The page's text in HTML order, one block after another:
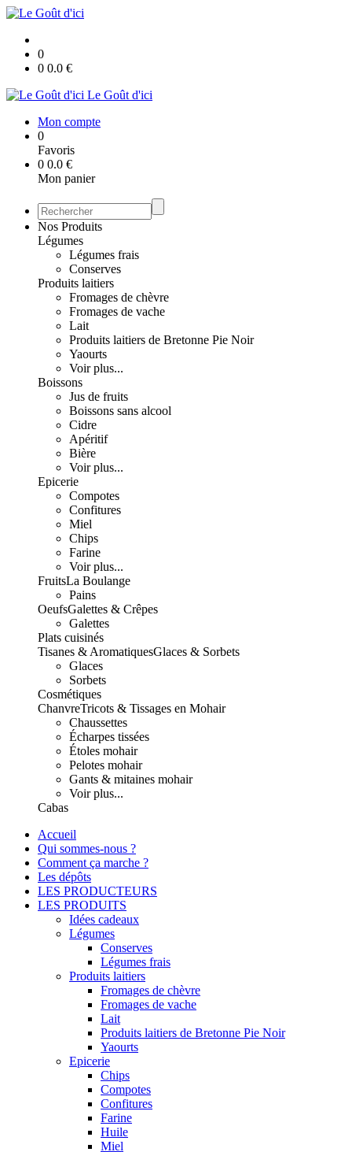
0
0 0.0 €
Le Goût d'ici
Mon compte
0
Favoris
0 0.0 €
Mon panier
Nos Produits
Légumes
Légumes frais
Conserves
Produits laitiers
Fromages de chèvre
Fromages de vache
Lait
Produits laitiers de Bretonne Pie Noir
Yaourts
Voir plus...
Boissons
Jus de fruits
Boissons sans alcool
Cidre
Apéritif
Bière
Voir plus...
Epicerie
Compotes
Confitures
Miel
Chips
Farine
Voir plus...
FruitsLa Boulange
Pains
OeufsGalettes & Crêpes
Galettes
Plats cuisinés
Tisanes & AromatiquesGlaces & Sorbets
Glaces
Sorbets
Cosmétiques
ChanvreTricots & Tissages en Mohair
Chaussettes
Écharpes tissées
Étoles mohair
Pelotes mohair
Gants & mitaines mohair
Voir plus...
Cabas
Accueil
Qui sommes-nous ?
Comment ça marche ?
Les dépôts
LES PRODUCTEURS
LES PRODUITS
Idées cadeaux
Légumes
Conserves
Légumes frais
Produits laitiers
Fromages de chèvre
Fromages de vache
Lait
Produits laitiers de Bretonne Pie Noir
Yaourts
Epicerie
Chips
Compotes
Confitures
Farine
Huile
Miel